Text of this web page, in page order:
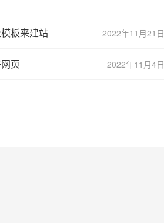
2022年11月21日
板来建站
2022年11月4日
页